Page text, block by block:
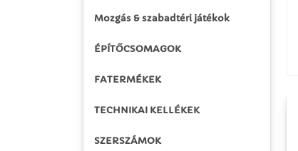
Mozgás & szabadtéri játékok
ÉPÍTŐCSOMAGOK
FATERMÉKEK
TECHNIKAI KELLÉKEK
SZERSZÁMOK